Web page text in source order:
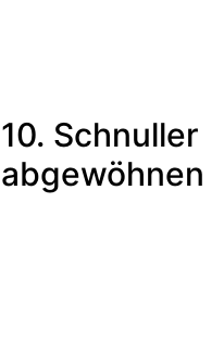
10. Schnuller
abgewöhnen